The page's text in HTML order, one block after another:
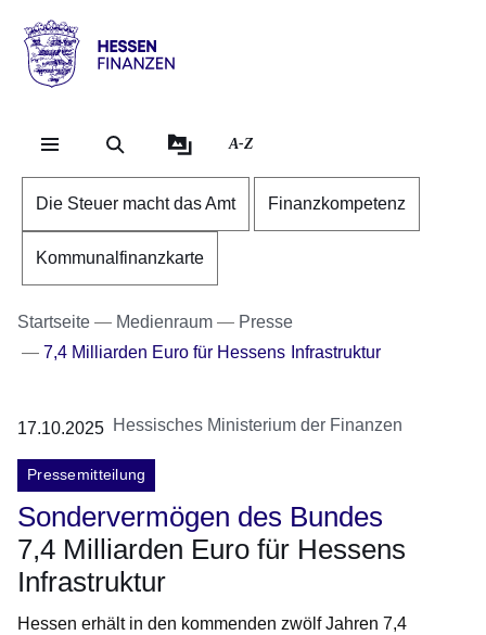
Hessen
Finanzen
A-Z
Die Steuer macht das Amt Finanzkompetenz
Kommunalfinanzkarte
Startseite Medienraum
Presse
7,4 Milliarden Euro für Hessens Infrastruktur
17.10.2025 Hessisches Ministerium der Finanzen
Pressemitteilung
Sondervermögen des Bundes
7,4 Milliarden Euro für Hessens
Infrastruktur
Hessen erhält in den kommenden zwölf Jahren 7,4